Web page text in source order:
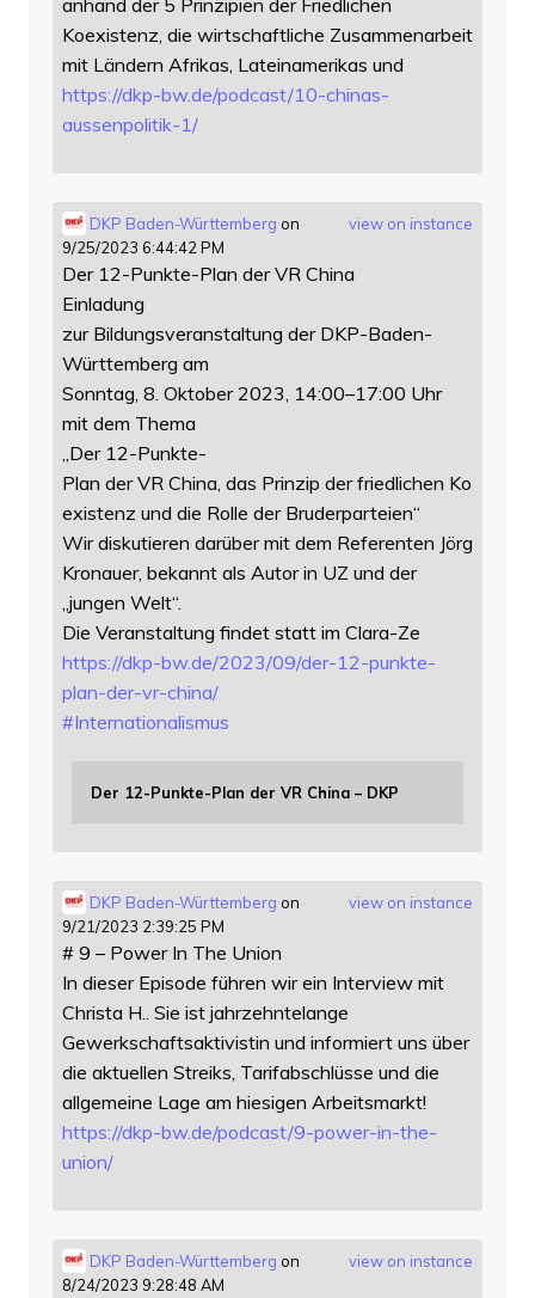
anhand der 5 Prinzipien der Friedlichen
Koexistenz, die wirtschaftliche Zusammenarbeit
mit Ländern Afrikas, Lateinamerikas und
https://dkp-bw.de/podcast/10-chinas-
aussenpolitik-1/
view on instance
DKP Baden-Württemberg on
9/25/2023 6:44:42 PM
Der 12-Punkte-Plan der VR China
Einladung
zur Bildungsveranstaltung der DKP-Baden-
Württemberg am
Sonntag, 8. Oktober 2023, 14:00–17:00 Uhr
mit dem Thema
„Der 12-Punkte-
Plan der VR China, das Prinzip der friedlichen Ko
existenz und die Rolle der Bruderparteien“
Wir diskutieren darüber mit dem Referenten Jörg
Kronauer, bekannt als Autor in UZ und der
„jungen Welt“.
Die Veranstaltung findet statt im Clara-Ze
https://dkp-bw.de/2023/09/der-12-punkte-
plan-der-vr-china/
#Internationalismus
Der 12-Punkte-Plan der VR China – DKP
view on instance
DKP Baden-Württemberg on
9/21/2023 2:39:25 PM
# 9 – Power In The Union
In dieser Episode führen wir ein Interview mit
Christa H.. Sie ist jahrzehntelange
Gewerkschaftsaktivistin und informiert uns über
die aktuellen Streiks, Tarifabschlüsse und die
allgemeine Lage am hiesigen Arbeitsmarkt!
https://dkp-bw.de/podcast/9-power-in-the-
union/
view on instance
DKP Baden-Württemberg on
8/24/2023 9:28:48 AM